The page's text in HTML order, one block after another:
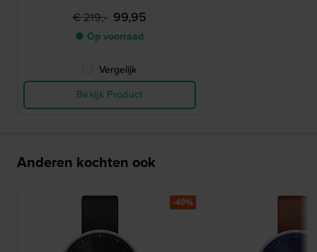
€ 219,- 99,95
● Op voorraad
Vergelijk
Bekijk Product
Anderen kochten ook
-40%